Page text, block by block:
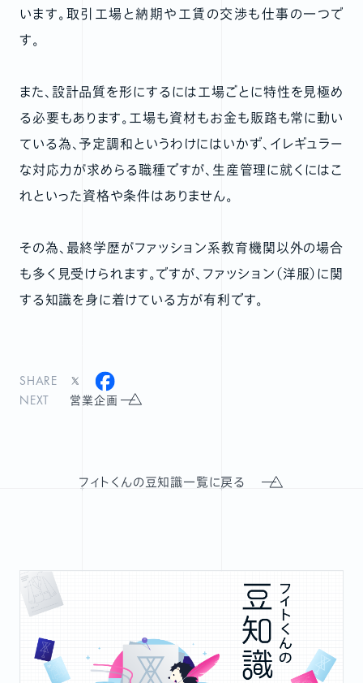
います。取引工場と納期や工賃の交渉も仕事の一つで
す。
また、設計品質を形にするには工場ごとに特性を見極め
る必要もあります。工場も資材もお金も販路も常に動い
ている為、予定調和というわけにはいかず、イレギュラー
な対応力が求めらる職種ですが、生産管理に就くにはこ
れといった資格や条件はありません。
その為、最終学歴がファッション系教育機関以外の場合
も多く見受けられます。ですが、ファッション（洋服）に関
する知識を身に着けている方が有利です。
SHARE
NEXT
営業企画
フィトくんの豆知識一覧に戻る